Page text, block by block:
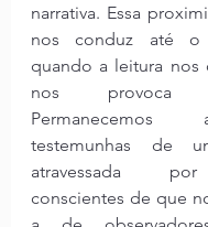
narrativa. Essa
nos conduz até o
quando a leitura nos
nos provoca
testemunhas de
atravessada
conscientes de que